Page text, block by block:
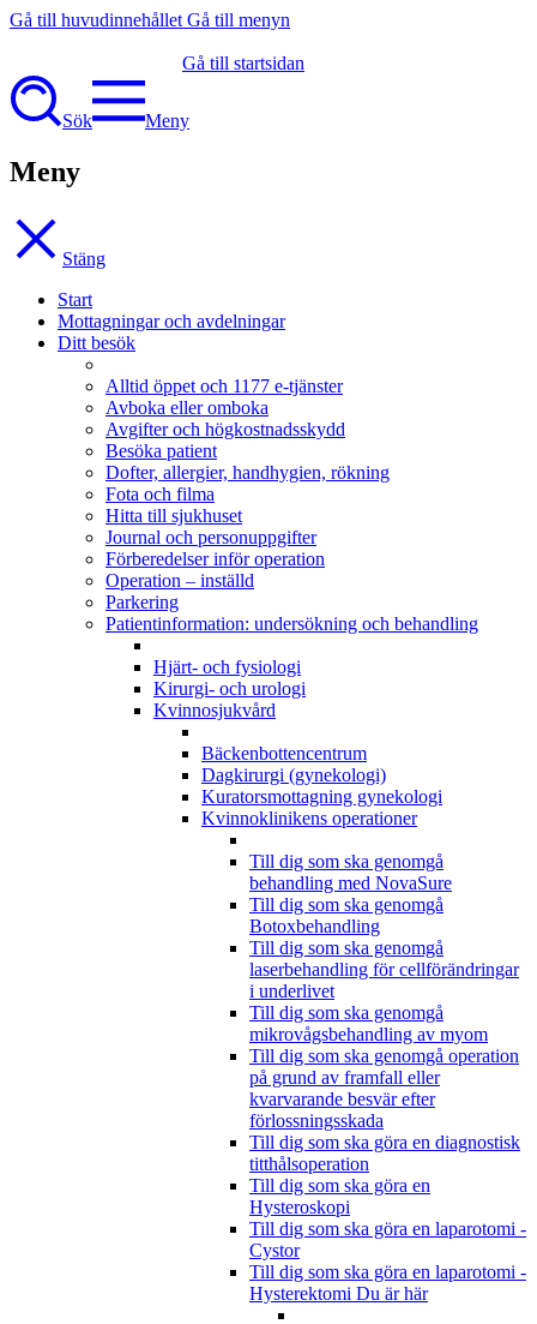
Gå till huvudinnehållet Gå till menyn
Gå till startsidan
Sök Meny
Meny
Stäng
Start
Mottagningar och avdelningar
Ditt besök
Alltid öppet och 1177 e-tjänster
Avboka eller omboka
Avgifter och högkostnadsskydd
Besöka patient
Dofter, allergier, handhygien, rökning
Fota och filma
Hitta till sjukhuset
Journal och personuppgifter
Förberedelser inför operation
Operation – inställd
Parkering
Patientinformation: undersökning och behandling
Hjärt- och fysiologi
Kirurgi- och urologi
Kvinnosjukvård
Bäckenbottencentrum
Dagkirurgi (gynekologi)
Kuratorsmottagning gynekologi
Kvinnoklinikens operationer
Till dig som ska genomgå
behandling med NovaSure
Till dig som ska genomgå
Botoxbehandling
Till dig som ska genomgå
laserbehandling för cellförändringar
i underlivet
Till dig som ska genomgå
mikrovågsbehandling av myom
Till dig som ska genomgå operation
på grund av framfall eller
kvarvarande besvär efter
förlossningsskada
Till dig som ska göra en diagnostisk
titthålsoperation
Till dig som ska göra en
Hysteroskopi
Till dig som ska göra en laparotomi -
Cystor
Till dig som ska göra en laparotomi -
Hysterektomi Du är här